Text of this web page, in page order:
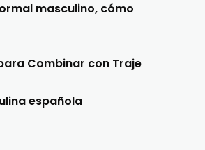
masculino, cómo
Combinar con Traje
española